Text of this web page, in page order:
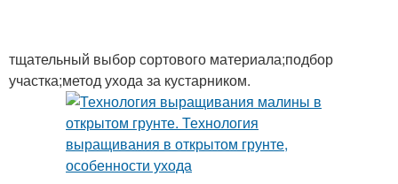
тщательный выбор сортового материала;подбор
участка;метод ухода за кустарником.